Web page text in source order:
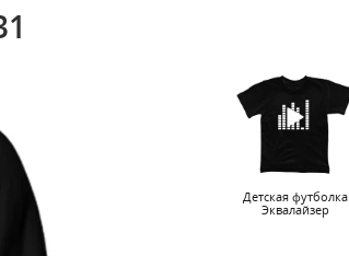
Детская футболка
Эквалайзер